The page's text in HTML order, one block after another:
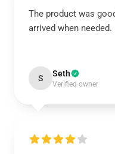
The product was
arrived when needed.
S Seth
Verified owner